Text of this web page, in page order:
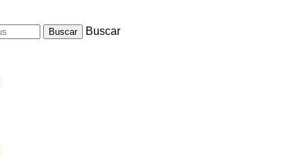
Buscar